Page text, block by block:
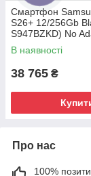
Смартфон
S26+ 12/256Gb
S947BZKD) No
version
В наявності
38 765 ₴
Про нас
100%